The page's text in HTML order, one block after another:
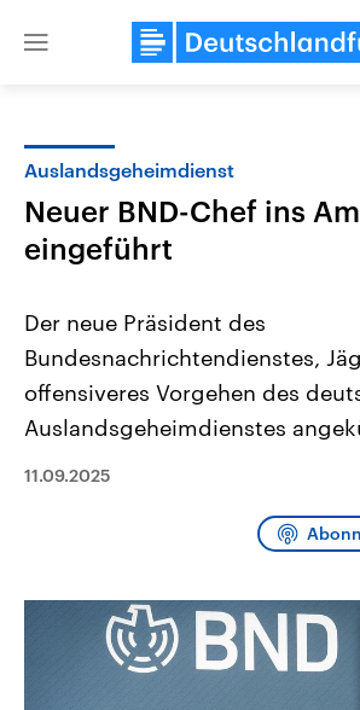
Close
Landtagswahl Sachsen-Anhalt
2026
Sachsen-Anhalt wählt am 6.
Bundesland von einer Koalition aus
und Hintergründe zu den Parteien
und Kandidaten der anstehenden
USA
den
mit
Sendungen Programm
Audio-Archiv
Auslandsgeheimdienst
Neuer BND-Chef ins
eingeführt
Der neue Präsident des
Bundesnachrichtendienstes,
offensiveres Vorgehen des
Auslandsgeheimdienstes
11.09.2025